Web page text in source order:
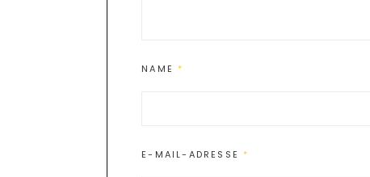
NAME *
E-MAIL-ADRESSE *